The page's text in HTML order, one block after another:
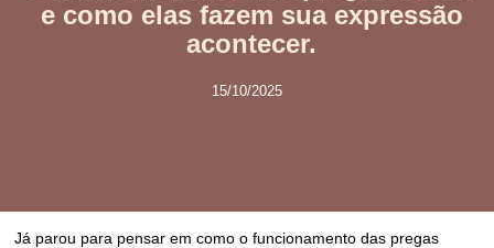
e como elas fazem sua expressão
acontecer.
15/10/2025
Já parou para pensar em como ofuncionamento das pregas